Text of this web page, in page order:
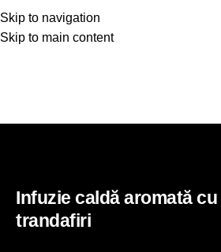
Skip to navigation
Skip to main content
Infuzie caldă aromată
trandafiri